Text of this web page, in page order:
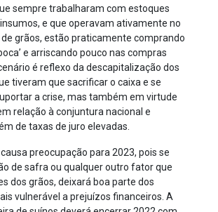
sempre trabalharam com estoques
e que operavam ativamente no
grãos, estão praticamente comprando
e arriscando pouco nas compras
é reflexo da descapitalização dos
tiveram que sacrificar o caixa e se
a crise, mas também em virtude
relação à conjuntura nacional e
de taxas de juro elevadas.
preocupação para 2023, pois se
de safra ou qualquer outro fator que
dos grãos, deixará boa parte dos
vulnerável a prejuízos financeiros. A